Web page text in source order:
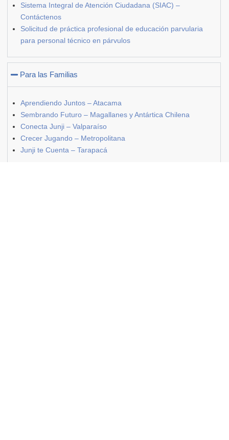
Sistema Integral de Atención Ciudadana (SIAC) –
Contáctenos
Solicitud de práctica profesional de educación parvularia
para personal técnico en párvulos
Para las Familias
Aprendiendo Juntos – Atacama
Sembrando Futuro – Magallanes y Antártica Chilena
Conecta Junji – Valparaíso
Crecer Jugando – Metropolitana
Junji te Cuenta – Tarapacá